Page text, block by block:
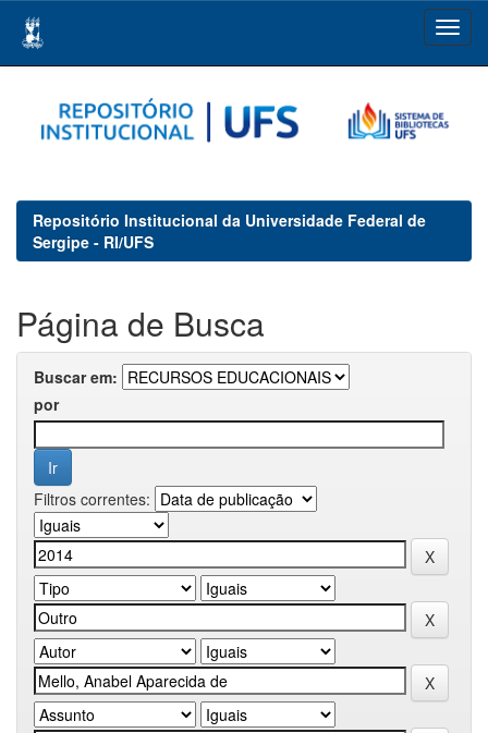
navigation
Repositório Institucional da Universidade Federal de
Sergipe - RI/UFS
Página de Busca
Buscar em:
por
Filtros correntes: